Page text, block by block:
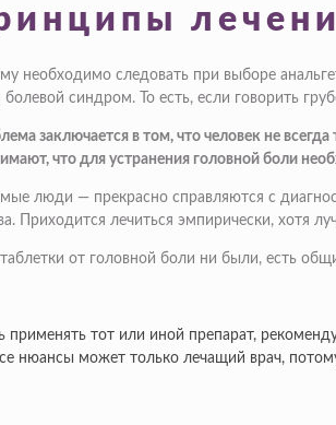
необходимо следовать при выборе
синдром. То есть, если говорить
заключается в том, что человек не
что для устранения головной боли
люди — прекрасно справляются с
Приходится лечиться эмпирически, хотя
от головной боли ни были, есть
применять тот или иной препарат,
нюансы может только лечащий врач,